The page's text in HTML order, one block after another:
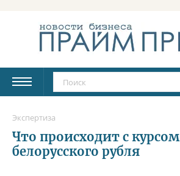
Экспертиза
Что происходит с курсом
белорусского рубля